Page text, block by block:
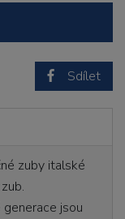
Sdílet
zuby italské
jsou